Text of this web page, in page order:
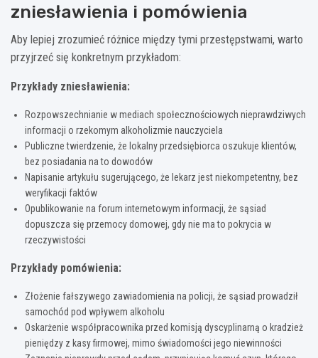
zniesławienia i pomówienia
Aby lepiej zrozumieć różnice między tymi przestępstwami, warto
przyjrzeć się konkretnym przykładom:
Przykłady zniesławienia:
Rozpowszechnianie w mediach społecznościowych nieprawdziwych
informacji o rzekomym alkoholizmie nauczyciela
Publiczne twierdzenie, że lokalny przedsiębiorca oszukuje klientów,
bez posiadania na to dowodów
Napisanie artykułu sugerującego, że lekarz jest niekompetentny, bez
weryfikacji faktów
Opublikowanie na forum internetowym informacji, że sąsiad
dopuszcza się przemocy domowej, gdy nie ma to pokrycia w
rzeczywistości
Przykłady pomówienia:
Złożenie fałszywego zawiadomienia na policji, że sąsiad prowadził
samochód pod wpływem alkoholu
Oskarżenie współpracownika przed komisją dyscyplinarną o kradzież
pieniędzy z kasy firmowej, mimo świadomości jego niewinności